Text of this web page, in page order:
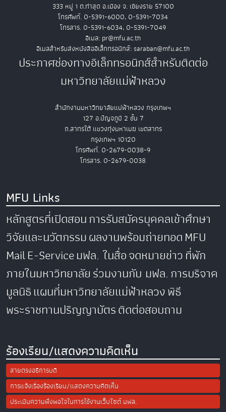
333 หมู่ 1 ต.ท่าสุด อ.เมือง จ. เชียงราย 57100
โทรศัพท์. 0-5391-6000, 0-5391-7034
โทรสาร. 0-5391-6034, 0-5391-7049
อีเมล: pr@mfu.ac.th
อีเมลสำหรับส่งหนังสืออิเล็กทรอนิกส์: saraban@mfu.ac.th
ประกาศช่องทางอิเล็กทรอนิกส์สำหรับติดต่อ
มหาวิทยาลัยแม่ฟ้าหลวง
สำนักงานมหาวิทยาลัยแม่ฟ้าหลวง กรุงเทพฯ
127 อ.ปัญจภูมิ 2 ชั้น 7
ถ.สาทรใต้ แขวงทุ่งมหาเมฆ เขตสาทร
กรุงเทพฯ 10120
โทรศัพท์. 0-2679-0038-9
โทรสาร. 0-2679-0038
MFU Links
หลักสูตรที่เปิดสอนการรับสมัครบุคคลเข้าศึกษา
วิจัยและนวัตกรรมผลงานพร้อมถ่ายทอดMFU
MailE-Serviceมฟล. ในสื่อจดหมายข่าวที่พัก
ภายในมหาวิทยาลัยร่วมงานกับ มฟล.การบริจาค
มูลนิธิแผนที่มหาวิทยาลัยแม่ฟ้าหลวงพิธี
พระราชทานปริญญาบัตรติดต่อสอบถาม
ร้องเรียน/แสดงความคิดเห็น
สายตรงอธิการบดี
การแจ้งเรื่องร้องเรียน/แสดงความคิดเห็น
ประเมินความพึงพอใจในการใช้งานเว็บไซต์ มฟล.